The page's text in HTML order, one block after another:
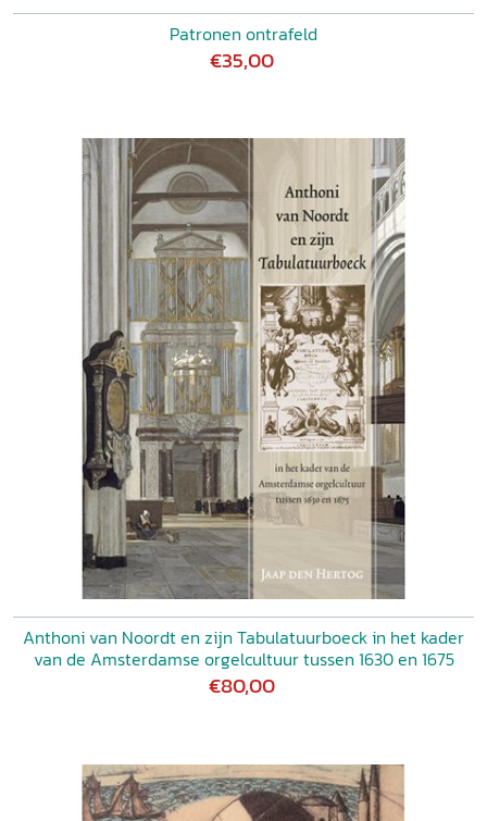
Patronen ontrafeld
€35,00
Anthoni van Noordt en zijn Tabulatuurboeck in het kader
van de Amsterdamse orgelcultuur tussen 1630 en 1675
€80,00